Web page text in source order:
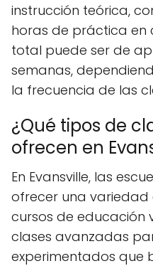
instrucción teórica,
horas de práctica en
total puede ser de
semanas,
la frecuencia de las
¿Qué tipos de
ofrecen en
En Evansville, las
ofrecer una variedad
cursos de educación
clases avanzadas
experimentados que